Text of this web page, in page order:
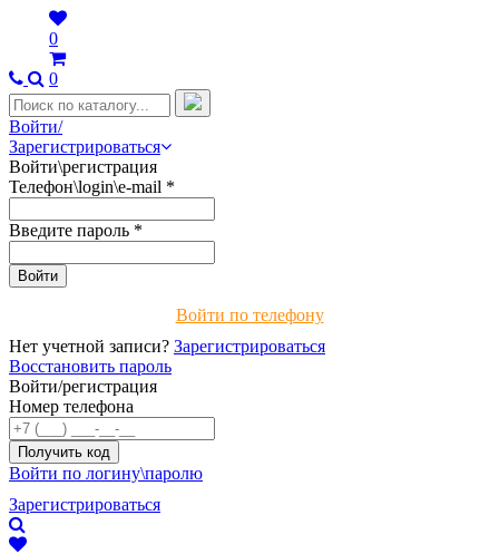
0
0
Войти/
Зарегистрироваться
Войти\регистрация
Телефон\login\e-mail *
Введите пароль *
Войти по телефону
Нет учетной записи? Зарегистрироваться
Восстановить пароль
Войти/регистрация
Номер телефона
Войти по логину\паролю
Зарегистрироваться